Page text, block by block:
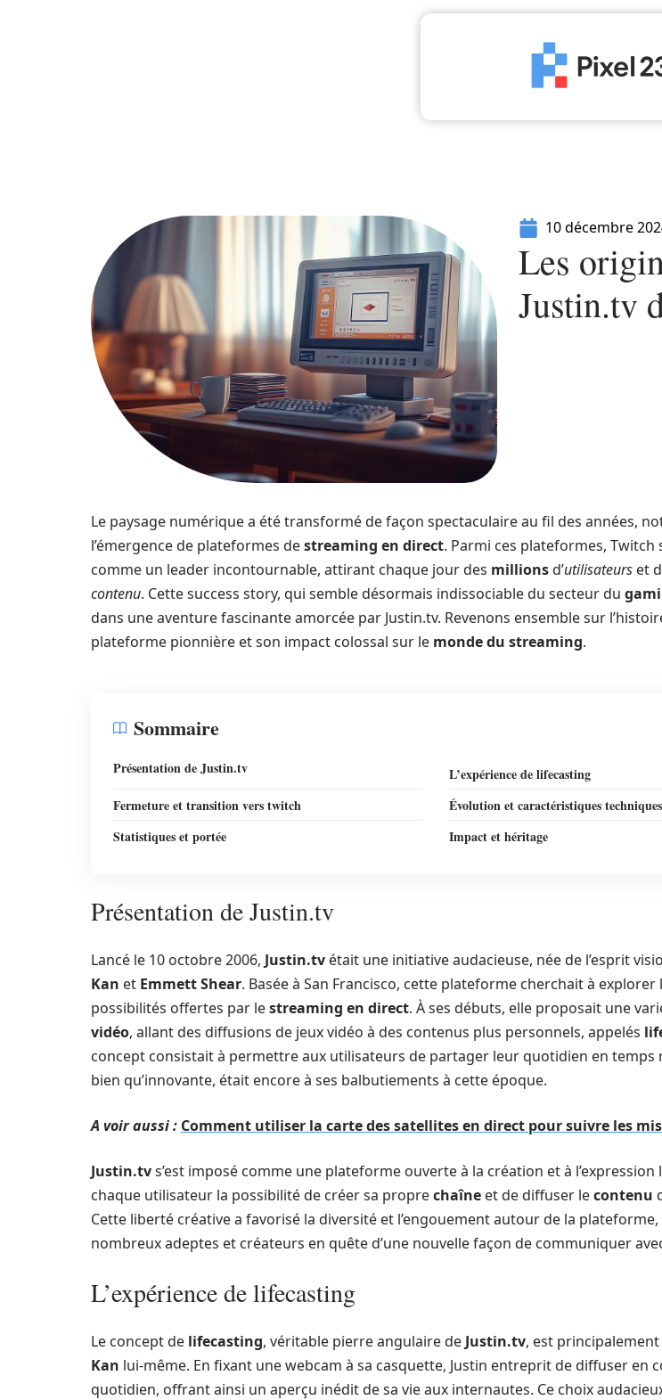
10 décembre
Les
Justin.tv
Le paysage numérique a été transformé de façon spectaculaire au fil des années,
l’émergence de plateformes destreaming en direct. Parmi ces plateformes, Twitch
comme un leader incontournable, attirant chaque jour des millionsd’utilisateurs et
contenu. Cette success story, qui semble désormais indissociable du secteur du
dans une aventure fascinante amorcée par Justin.tv. Revenons ensemble sur
plateforme pionnière et son impact colossal sur le monde du streaming.
Sommaire
Présentation de Justin.tv
L’expérience de lifecasting
Fermeture et transition vers twitch
Évolution et caractéristiques techniques
Statistiques et portée
Impact et héritage
Présentation de Justin.tv
Lancé le 10 octobre 2006, Justin.tv était une initiative audacieuse, née de l’esprit
Kan et Emmett Shear. Basée à San Francisco, cette plateforme cherchait à
possibilités offertes par lestreaming en direct. À ses débuts, elle proposait une
vidéo, allant des diffusions de jeux vidéo à des contenus plus personnels, appelés
concept consistait à permettre aux utilisateurs de partager leur quotidien en temps
bien qu’innovante, était encore à ses balbutiements à cette époque.
A voir aussi : Comment utiliser la carte des satellites en direct pour suivre les
Justin.tvs’est imposé comme une plateforme ouverte à la création et à
chaque utilisateur la possibilité de créer sa proprechaîne et de diffuser lecontenu
Cette liberté créative a favorisé la diversité et l’engouement autour de la
nombreux adeptes et créateurs en quête d’une nouvelle façon de communiquer
L’expérience de lifecasting
Le concept de lifecasting, véritable pierre angulaire de Justin.tv, est principalement
Kan lui-même. En fixant une webcam à sa casquette, Justin entreprit de diffuser en
quotidien, offrant ainsi un aperçu inédit de sa vie aux internautes. Ce choix